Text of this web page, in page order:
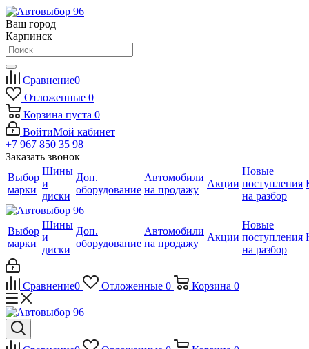
Ваш город
Карпинск
Сравнение0
Отложенные 0
Корзина пуста 0
ВойтиМой кабинет
+7 967 850 35 98
Заказать звонок
Выбор
марки
Шины
и
диски
Доп.
оборудование
Автомобили
на продажу
Акции
Новые
поступления
на разбор
Выбор
марки
Шины
и
диски
Доп.
оборудование
Автомобили
на продажу
Акции
Новые
поступления
на разбор
Сравнение0 Отложенные 0 Корзина 0